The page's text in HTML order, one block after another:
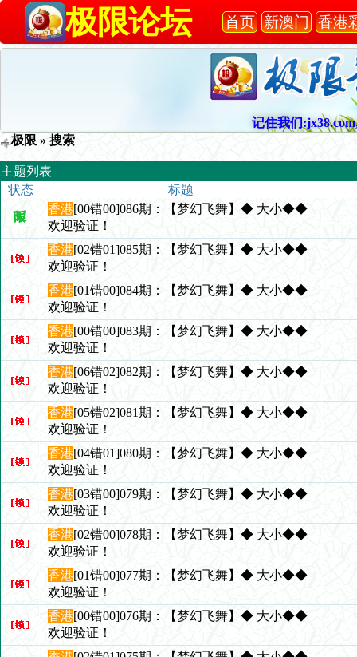
极限论坛 首页 新澳门 香港
记住我们
极限 » 搜索
主题列表
状态
标题
香港[00错00]086期：【梦幻飞舞】◆ 大小◆◆
欢迎验证！
香港[02错01]085期：【梦幻飞舞】◆ 大小◆◆
欢迎验证！
香港[01错00]084期：【梦幻飞舞】◆ 大小◆◆
欢迎验证！
香港[00错00]083期：【梦幻飞舞】◆ 大小◆◆
欢迎验证！
香港[06错02]082期：【梦幻飞舞】◆ 大小◆◆
欢迎验证！
香港[05错02]081期：【梦幻飞舞】◆ 大小◆◆
欢迎验证！
香港[04错01]080期：【梦幻飞舞】◆ 大小◆◆
欢迎验证！
香港[03错00]079期：【梦幻飞舞】◆ 大小◆◆
欢迎验证！
香港[02错00]078期：【梦幻飞舞】◆ 大小◆◆
欢迎验证！
香港[01错00]077期：【梦幻飞舞】◆ 大小◆◆
欢迎验证！
香港[00错00]076期：【梦幻飞舞】◆ 大小◆◆
欢迎验证！